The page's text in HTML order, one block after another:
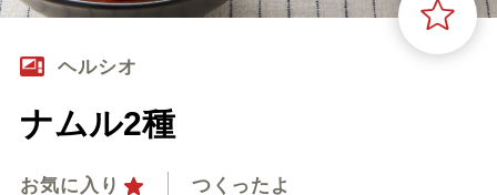
ヘルシオ
ナムル2種
お気に入り
つくったよ